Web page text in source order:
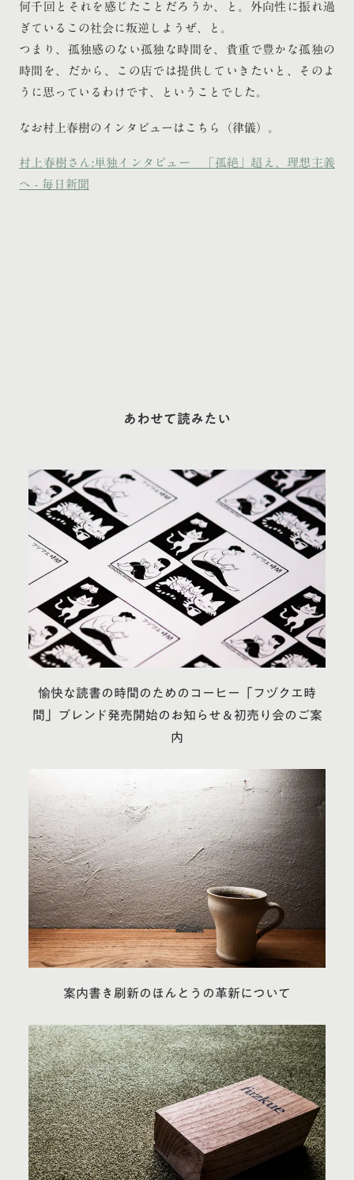
何千回とそれを感じたことだろうか、と。外向性に振れ過
ぎているこの社会に叛逆しようぜ、と。
つまり、孤独感のない孤独な時間を、貴重で豊かな孤独の
時間を、だから、この店では提供していきたいと、そのよ
うに思っているわけです、ということでした。
なお村上春樹のインタビューはこちら（律儀）。
村上春樹さん:単独インタビュー 「孤絶」超え、理想主義
へ - 毎日新聞
あわせて読みたい
愉快な読書の時間のためのコーヒー「フヅクエ時
間」ブレンド発売開始のお知らせ＆初売り会のご案
内
案内書き刷新のほんとうの革新について